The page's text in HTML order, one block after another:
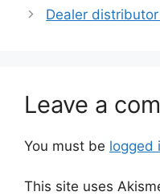
Dealer
Leave a
You must be logged
This site uses